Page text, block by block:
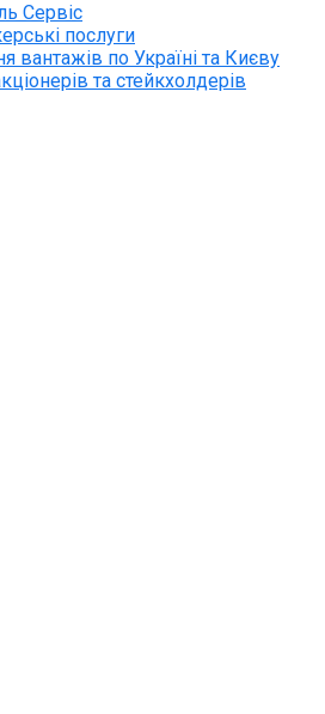
Сервіс
послуги
вантажів по Україні та Києву
та стейкхолдерів